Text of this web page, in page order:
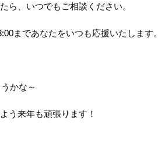
ら、いつでもご相談ください。
まであなたをいつも応援いたします。
かな～
う来年も頑張ります！